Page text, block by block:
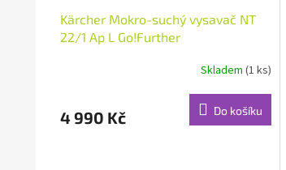
Kärcher Mokro-suchý vysavač NT
22/1 Ap L Go!Further
Skladem (1 ks)
4 990 Kč Do košíku